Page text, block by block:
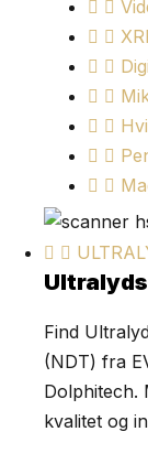
Find
(NDT) fra
Dolphitech.
kvalitet og